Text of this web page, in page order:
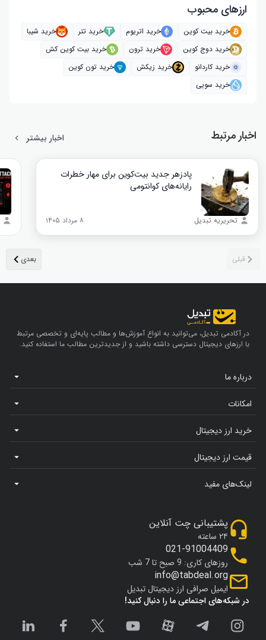
ارز‌های محبوب
خرید بیت کوین خرید اتریوم خرید تتر
خرید شیبا
خرید دوج کوین
خرید ترون
خرید بیت کوین کش
خرید کاردانو
خرید زیکش
خرید تون کوین
خرید سویی
اخبار مرتبط اخبار بیشتر
پادزهر جدید بیت‌کوین برای مهار خطرات
رایانه‌های کوانتومی
تحریریه تبدیل ۸ مرداد ۱۴۰۵
در آکادمی تبدیل، می‌توانید به انواع آموزش‌ها و مطالب پایه‌ای و تخصصی مرتبط
با ارزهای دیجیتال دسترسی داشته باشید و از جدیدترین مطالب ما استفاده کنید.
درباره ما
امکانات
خرید ارز دیجیتال
قیمت ارز دیجیتال
لینک‌های مفید
در شبکه‌های اجتماعی ما را دنبال کنید!
پشتیبانی چت آنلاین
۲۴ ساعته
021-91004409
روزهای کاری: 9 صبح تا 7 شب
info@tabdeal.org
ایمیل صرافی ارز دیجیتال تبدیل